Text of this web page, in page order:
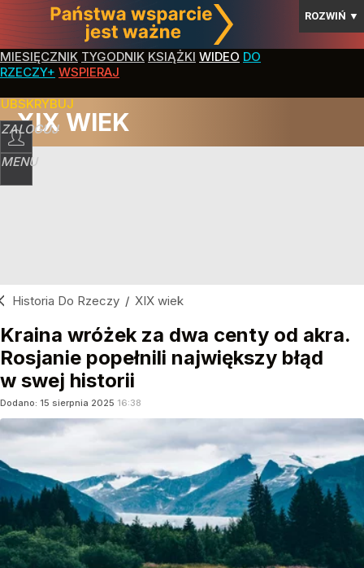
ROZWIŃ ▼
MIESIĘCZNIK TYGODNIK KSIĄŻKI WIDEO DO
RZECZY+ WSPIERAJ
ZALOGUJ
MENU
XIX WIEK
Historia Do Rzeczy / XIX wiek
Kraina wróżek za dwa centy od akra.
Rosjanie popełnili największy błąd
w swej historii
Dodano: 15 sierpnia 2025 16:38